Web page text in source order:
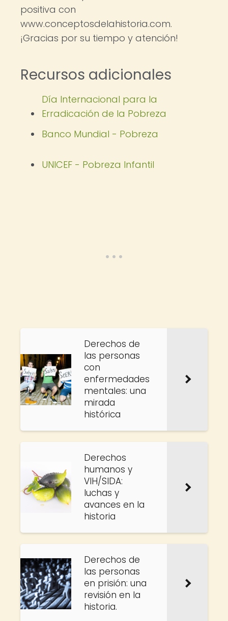
positiva con
www.conceptosdelahistoria.com.
¡Gracias por su tiempo y atención!
Recursos adicionales
Día Internacional para la
Erradicación de la Pobreza
Banco Mundial - Pobreza
UNICEF - Pobreza Infantil
Derechos de
las personas
con
enfermedades
mentales: una
mirada
histórica
Derechos
humanos y
VIH/SIDA:
luchas y
avances en la
historia
Derechos de
las personas
en prisión: una
revisión en la
historia.